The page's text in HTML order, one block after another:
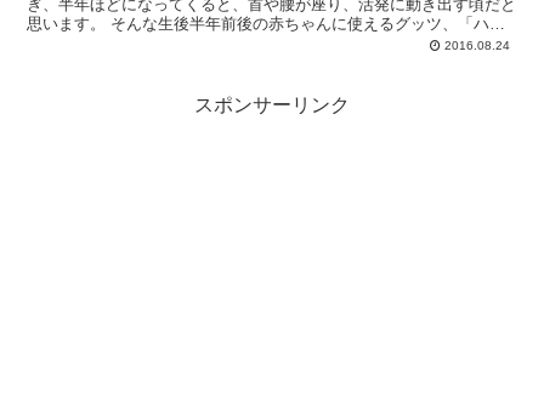
ぎ、半年ほどになってくると、首や腰が座り、活発に動き出す頃だと
思います。 そんな生後半年前後の赤ちゃんに使えるグッツ、「ハガ
2016.08.24
スポンサーリンク